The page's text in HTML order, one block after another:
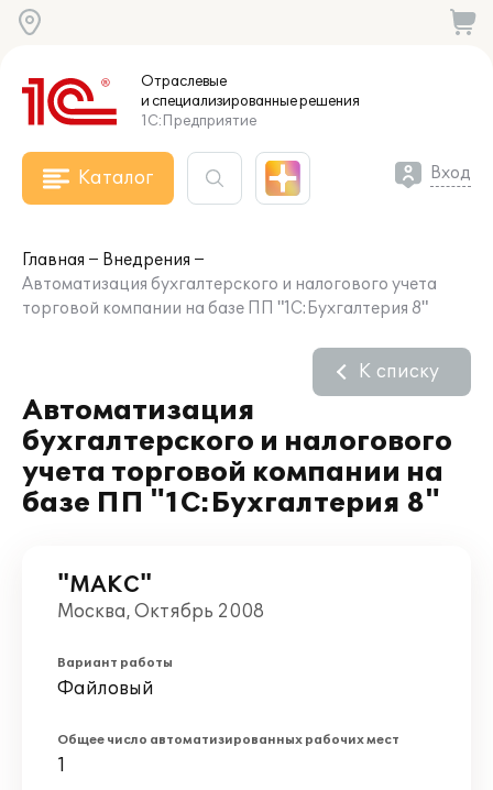
Отраслевые
и специализированныерешения
1С:Предприятие
Каталог Вход
Главная
Внедрения
Автоматизация бухгалтерского и налогового учета
торговой компании на базе ПП "1С:Бухгалтерия 8"
Автоматизация
бухгалтерского и налогового
учета торговой компании на
базе ПП "1С:Бухгалтерия 8"
К списку
"МАКС"
Москва, Октябрь 2008
Вариант работы
Файловый
Общее число автоматизированных рабочих мест
1